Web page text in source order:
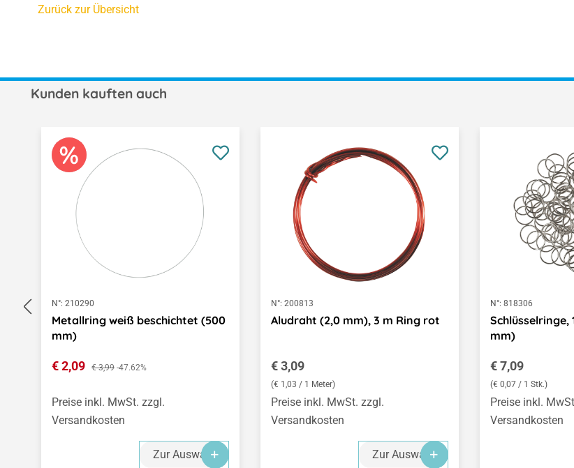
Zurück zur Übersicht
Kunden kauften auch
Produktgalerie überspringen
N°: 210290
Metallring weiß beschichtet (500
mm)
Verkaufspreis:
€ 2,09 Regulärer Preis:
€ 3,99 -47.62%
Preise inkl. MwSt. zzgl.
Versandkosten
Zur Auswahl
N°: 200813
Aludraht (2,0 mm), 3 m Ring rot
Regulärer Preis:
€ 3,09
(€ 1,03 / 1 Meter)
Preise inkl. MwSt. zzgl.
Versandkosten
Zur Auswahl
N°: 818306
Schlüsselringe,
mm)
Regulärer Preis:
€ 7,09
(€ 0,07 / 1 Stk.)
Preise inkl.
Versandkosten